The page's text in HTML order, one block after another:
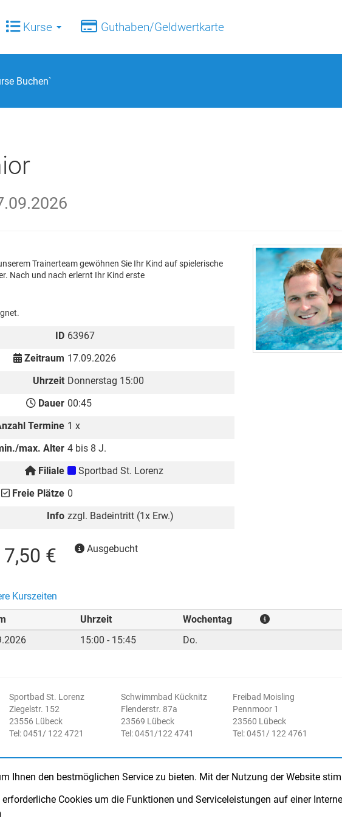
Kurse Guthaben/Geldwertkarte
Buchen`
Trainerteam gewöhnen Sie Ihr Kind auf spielerische
Nach und nach erlernt Ihr Kind erste
ID 63967
Zeitraum 17.09.2026
Uhrzeit Donnerstag 15:00
Dauer 00:45
Termine 1 x
max. Alter 4 bis 8 J.
Filiale
Sportbad St. Lorenz
Freie Plätze 0
Info zzgl. Badeintritt (1x Erw.)
7,50 € Ausgebucht
Kurszeiten
Uhrzeit
Wochentag
15:00 - 15:45 Do.
Sportbad St. Lorenz
Ziegelstr. 152
23556 Lübeck
Tel: 0451/ 122 4721
Schwimmbad Kücknitz
Flenderstr. 87a
23569 Lübeck
Tel: 0451/122 4741
Freibad Moisling
Pennmoor 1
23560 Lübeck
Tel: 0451/ 122 4761
Ihnen den bestmöglichen Service zu bieten. Mit der Nutzung der Website
Cookies um die Funktionen und Serviceleistungen auf einer